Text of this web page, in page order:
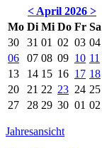
< April 2026 >
Mo Di Mi Do Fr Sa
30
31 01 02 03 04
06
07 08 09 10 11
13
14 15 16 17 18
20
21 22 23 24 25
27
28 29 30 01 02
Jahresansicht